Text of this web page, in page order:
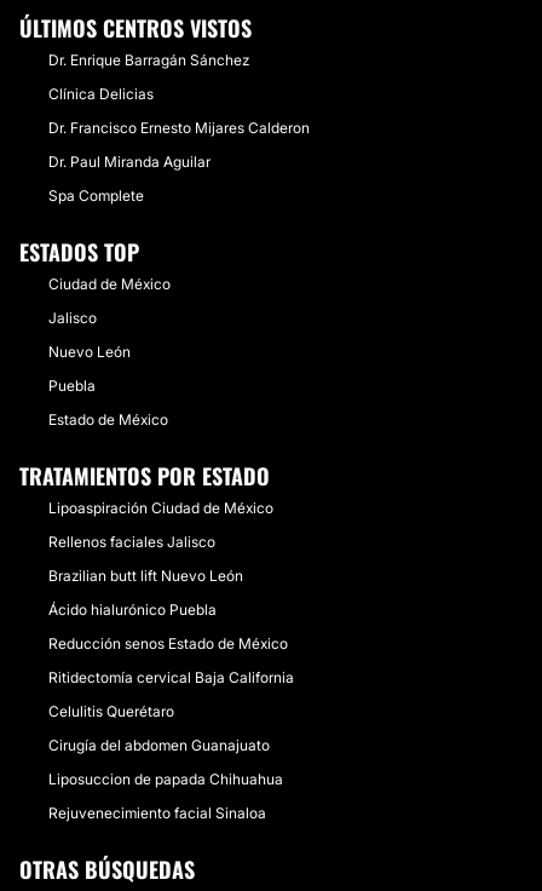
ÚLTIMOS CENTROS VISTOS
Dr. Enrique Barragán Sánchez
Clínica Delicias
Dr. Francisco Ernesto Mijares Calderon
Dr. Paul Miranda Aguilar
Spa Complete
ESTADOS TOP
Ciudad de México
Jalisco
Nuevo León
Puebla
Estado de México
TRATAMIENTOS POR ESTADO
Lipoaspiración Ciudad de México
Rellenos faciales Jalisco
Brazilian butt lift Nuevo León
Ácido hialurónico Puebla
Reducción senos Estado de México
Ritidectomía cervical Baja California
Celulitis Querétaro
Cirugía del abdomen Guanajuato
Liposuccion de papada Chihuahua
Rejuvenecimiento facial Sinaloa
OTRAS BÚSQUEDAS